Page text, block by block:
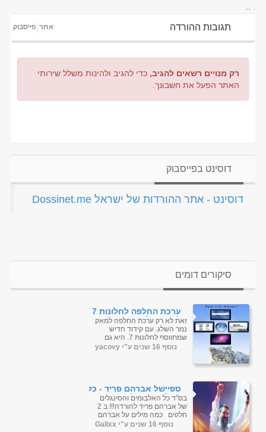
תגובות ההורדה אתר פייסבוק
רק מנויים רשאים להגיב, כדי להגיב ולהינות משלל שירותי
האתר הפעל את חשבונך.
דוסינט בפייסבוק
‏דוסינט - אתר ההורדות של ישראל Dossinet.me‏
סיקורים דומים
ערכת החלפה לחלונות 7
למצב של MAC OS X 32
BITS נמר השלג|לינק יחיד
בלבד
זאת לא רק ערכת החלפה למאק
נמר השלג. עם קידוד חדיש
שמתווסף לחלונות 7, היא גם
מתנהגת כמו נמר השלג. לא עוד
נוסף 16 שנים ע"י yacovy
ספיישל אברהם פריד - כל
האלבומים בלעדי
בס"ד כל האלבומים והסינגלים
של אברהם פריד להורדה!!! ב 2
חלקים כמה מילים על אברהם
פריד: (מתוך "וי...
נוסף 16 שנים ע"י Galixx